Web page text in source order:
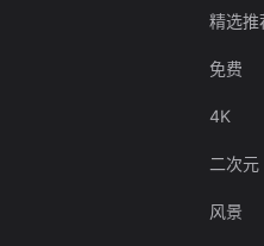
精选推
免费
4K
二次元
风景